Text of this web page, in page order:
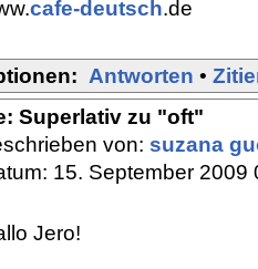
cafe-deutsch.de
Antworten •
Superlativ zu "oft"
von: suzana
15. September 2009
Jero!